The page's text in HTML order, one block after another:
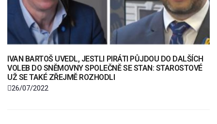
IVAN BARTOŠ UVEDL, JESTLI PIRÁTI PŮJDOU DO DALŠÍCH
VOLEB DO SNĚMOVNY SPOLEČNĚ SE STAN: STAROSTOVÉ
UŽ SE TAKÉ ZŘEJMĚ ROZHODLI
26/07/2022